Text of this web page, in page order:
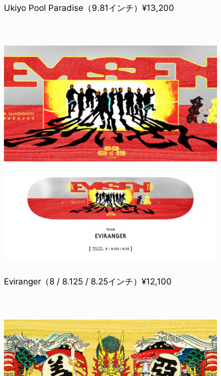
Ukiyo Pool Paradise（9.81インチ）¥13,200
Eviranger（8 / 8.125 / 8.25インチ）¥12,100